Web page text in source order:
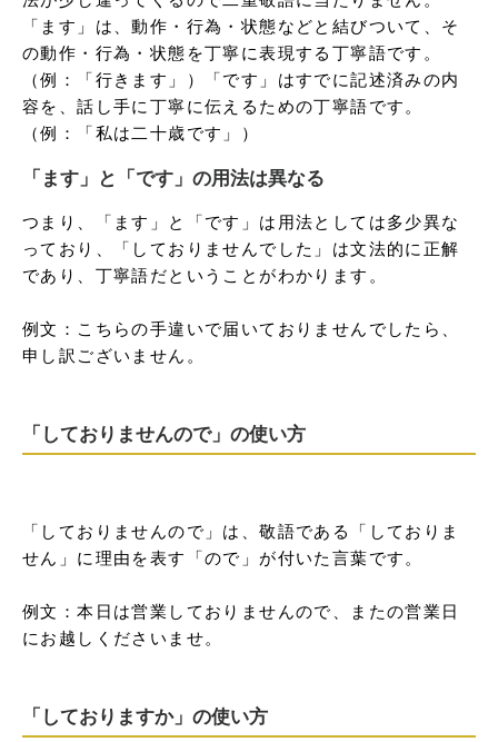
「ます」は、動作・行為・状態などと結びついて、そ
の動作・行為・状態を丁寧に表現する丁寧語です。
（例：「行きます」）「です」はすでに記述済みの内
容を、話し手に丁寧に伝えるための丁寧語です。
（例：「私は二十歳です」）
「ます」と「です」の用法は異なる
つまり、「ます」と「です」は用法としては多少異な
っており、「しておりませんでした」は文法的に正解
であり、丁寧語だということがわかります。
例文：こちらの手違いで届いておりませんでしたら、
申し訳ございません。
「しておりませんので」の使い方
「しておりませんので」は、敬語である「しておりま
せん」に理由を表す「ので」が付いた言葉です。
例文：本日は営業しておりませんので、またの営業日
にお越しくださいませ。
「しておりますか」の使い方